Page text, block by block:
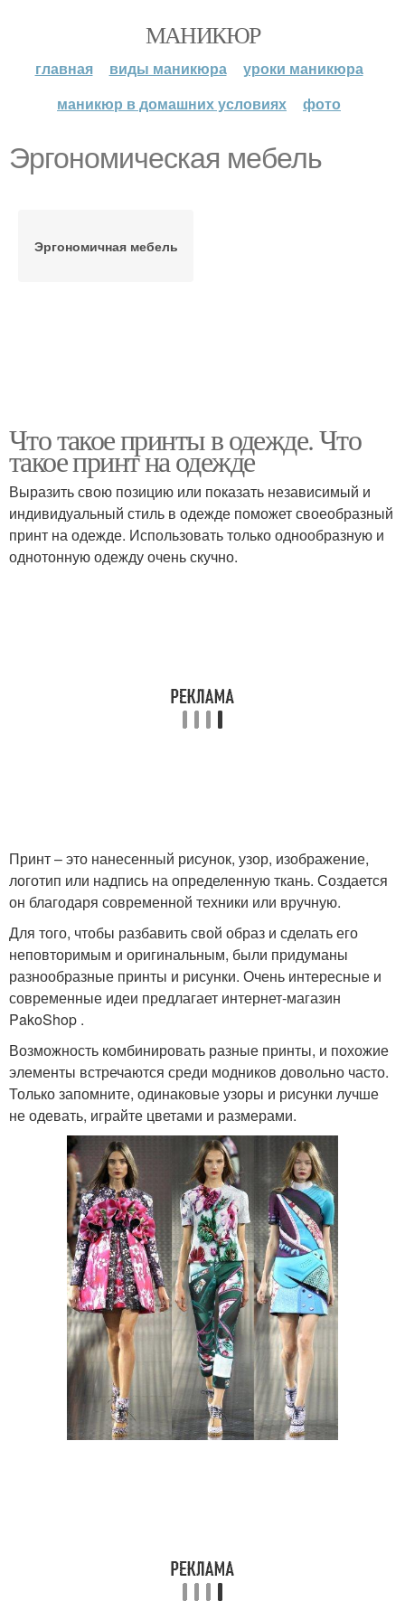
МАНИКЮР
главная виды маникюра
уроки маникюра
маникюр в домашних условиях
фото
Эргономическая мебель
Эргономичная мебель
Что такое принты в одежде. Что
такое принт на одежде
Выразить свою позицию или показать независимый и
индивидуальный стиль в одежде поможет своеобразный
принт на одежде. Использовать только однообразную и
однотонную одежду очень скучно.
Принт – это нанесенный рисунок, узор, изображение,
логотип или надпись на определенную ткань. Создается
он благодаря современной техники или вручную.
Для того, чтобы разбавить свой образ и сделать его
неповторимым и оригинальным, были придуманы
разнообразные принты и рисунки. Очень интересные и
современные идеи предлагает интернет-магазин
PakoShop .
Возможность комбинировать разные принты, и похожие
элементы встречаются среди модников довольно часто.
Только запомните, одинаковые узоры и рисунки лучше
не одевать, играйте цветами и размерами.